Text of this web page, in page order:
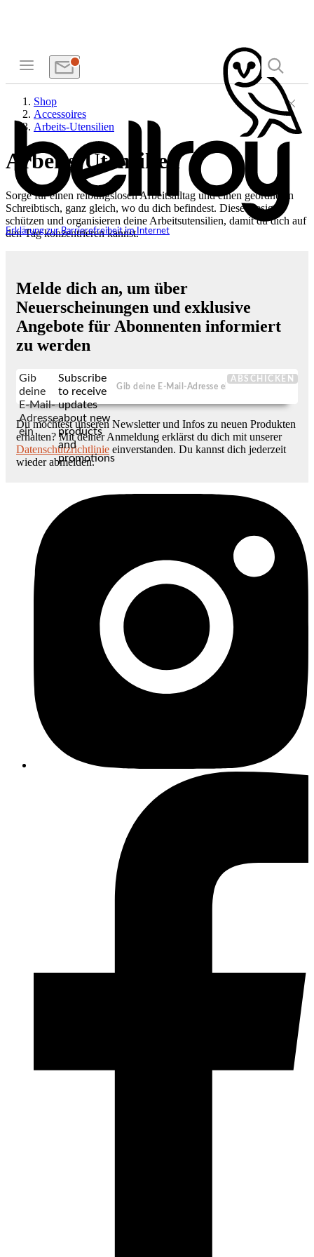
Erklärung zur Barrierefreiheit im Internet
Shop
Accessoires
Arbeits-Utensilien
Arbeits-Utensilien
Sorge für einen reibungslosen Arbeitsalltag und einen geordneten
Schreibtisch, ganz gleich, wo du dich befindest. Diese Designs
schützen und organisieren deine Arbeitsutensilien, damit du dich auf
den Tag konzentrieren kannst.
Melde dich an, um über
Neuerscheinungen und exklusive
Angebote für Abonnenten informiert
zu werden
Gib
deine
E-Mail-
Adresse
ein
Subscribe
to receive
updates
about new
products
and
promotions
ABSCHICKEN
Du möchtest unseren Newsletter und Infos zu neuen Produkten
erhalten? Mit deiner Anmeldung erklärst du dich mit unserer
Datenschutzrichtlinie einverstanden. Du kannst dich jederzeit
wieder abmelden.